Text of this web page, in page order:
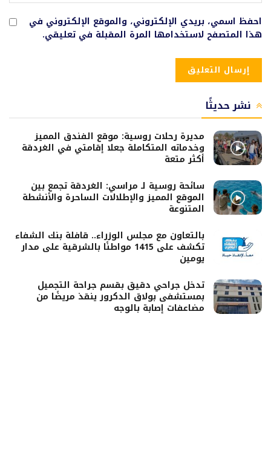
احفظ اسمي، بريدي الإلكتروني، والموقع الإلكتروني في
هذا المتصفح لاستخدامها المرة المقبلة في تعليقي.
نشر حديثًا
مديرة رحلات روسية: موقع الفندق المميز
وخدماته المتكاملة جعلا إقامتي في الغردقة
أكثر متعة
سائحة روسية لـ مراسي: الغردقة تجمع بين
الموقع المميز والإطلالات الساحرة والأنشطة
المتنوعة
بالتعاون مع مجلس الوزراء.. قافلة بنك الشفاء
تكشف على 1415 مواطنًا بالشرقية على مدار
يومين
تدخل جراحي دقيق بقسم جراحة التجميل
بمستشفى بولاق الدكرور ينقذ مريضًا من
مضاعفات إصابة بالوجه